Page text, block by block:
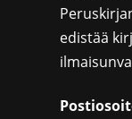
edistää